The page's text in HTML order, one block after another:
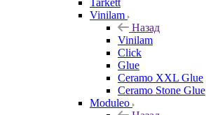
Tarkett
Vinilam
Назад
Vinilam
Click
Glue
Ceramo XXL Glue
Ceramo Stone Glue
Moduleo